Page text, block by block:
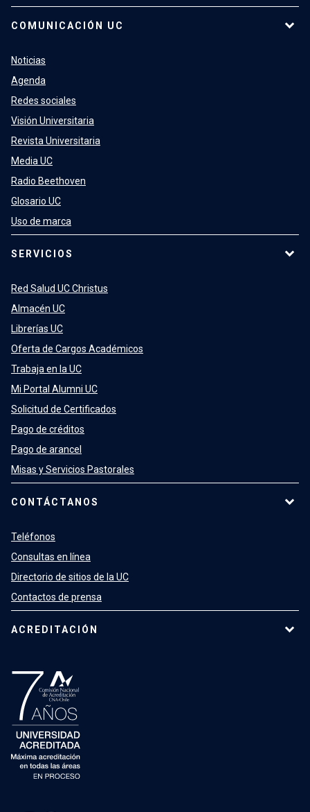
COMUNICACIÓN UC
Noticias
Agenda
Redes sociales
Visión Universitaria
Revista Universitaria
Media UC
Radio Beethoven
Glosario UC
Uso de marca
SERVICIOS
Red Salud UC Christus
Almacén UC
Librerías UC
Oferta de Cargos Académicos
Trabaja en la UC
Mi Portal Alumni UC
Solicitud de Certificados
Pago de créditos
Pago de arancel
Misas y Servicios Pastorales
CONTÁCTANOS
Teléfonos
Consultas en línea
Directorio de sitios de la UC
Contactos de prensa
ACREDITACIÓN